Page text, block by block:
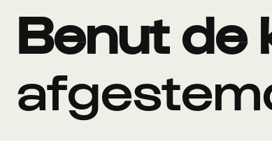
Benut de